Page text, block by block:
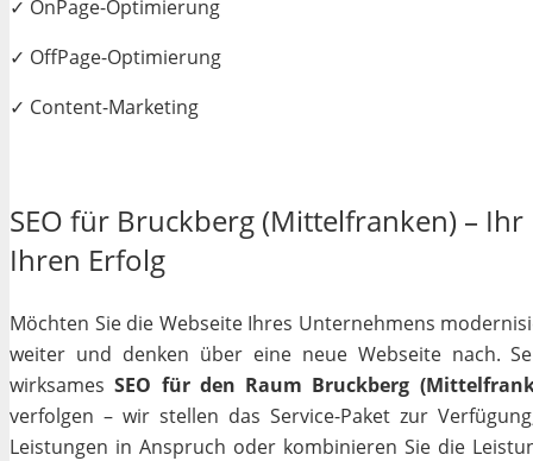
✓ OnPage-Optimierung
✓ OffPage-Optimierung
✓ Content-Marketing
SEO für Bruckberg (Mittelfranken) –
Ihren Erfolg
Möchten Sie die Webseite Ihres Unternehmens
weiter und denken über eine neue Webseite nach.
wirksamesSEO für den Raum Bruckberg
verfolgen – wir stellen das Service-Paket zur
Leistungen in Anspruch oder kombinieren Sie die